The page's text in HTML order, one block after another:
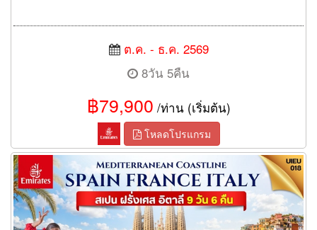
ต.ค. - ธ.ค. 2569
8วัน 5คืน
฿79,900 /ท่าน (เริ่มต้น)
โหลดโปรแกรม
ทัวร์สเปน ฝรั่งเศส อิตาลี 9 วัน 6 คืน